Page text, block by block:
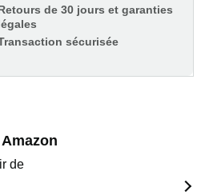
de 30 jours et garanties
sécurisée
de